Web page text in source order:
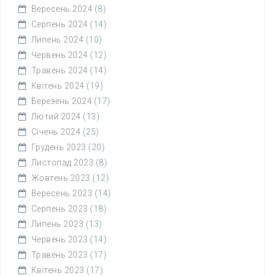
Вересень 2024 (8)
Серпень 2024 (14)
Липень 2024 (10)
Червень 2024 (12)
Травень 2024 (14)
Квітень 2024 (19)
Березень 2024 (17)
Лютий 2024 (13)
Січень 2024 (25)
Грудень 2023 (20)
Листопад 2023 (8)
Жовтень 2023 (12)
Вересень 2023 (14)
Серпень 2023 (18)
Липень 2023 (13)
Червень 2023 (14)
Травень 2023 (17)
Квітень 2023 (17)